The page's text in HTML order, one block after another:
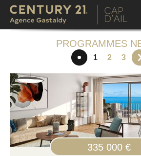
PROGRAMMES
1 2 3
335 000 €